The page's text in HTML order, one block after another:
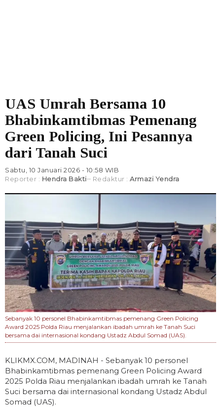
UAS Umrah Bersama 10
Bhabinkamtibmas Pemenang
Green Policing, Ini Pesannya
dari Tanah Suci
Sabtu, 10 Januari 2026 - 10:58 WIB
Reporter : Hendra Bakti Redaktur : Armazi Yendra
Sebanyak 10 personel Bhabinkamtibmas pemenang Green Policing
Award 2025 Polda Riau menjalankan ibadah umrah ke Tanah Suci
bersama dai internasional kondang Ustadz Abdul Somad (UAS).
KLIKMX.COM, MADINAH - Sebanyak 10 personel
Bhabinkamtibmas pemenang Green Policing Award
2025 Polda Riau menjalankan ibadah umrah ke Tanah
Suci bersama dai internasional kondang Ustadz Abdul
Somad (UAS).